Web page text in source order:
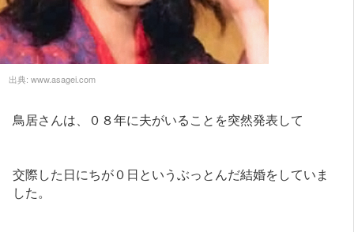
出典: www.asagei.com
鳥居さんは、０８年に夫がいることを突然発表して
交際した日にちが０日というぶっとんだ結婚をしていま
した。